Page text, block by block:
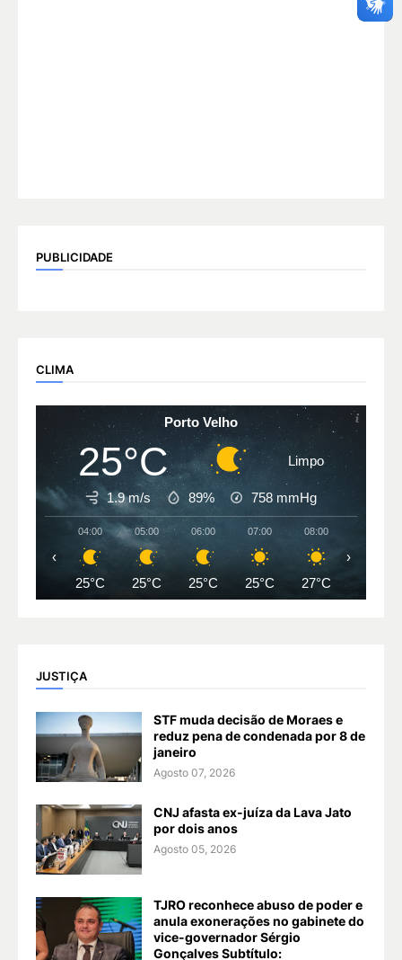
PUBLICIDADE
CLIMA
Porto Velho
25°C Limpo
1.9 m/s 89% 758 mmHg
04:00
25°C
05:00
25°C
06:00
25°C
07:00
25°C
08:00
27°C
‹ ›
JUSTIÇA
STF muda decisão de Moraes e
reduz pena de condenada por 8 de
janeiro
Agosto 07, 2026
CNJ afasta ex-juíza da Lava Jato
por dois anos
Agosto 05, 2026
TJRO reconhece abuso de poder e
anula exonerações no gabinete do
vice-governador Sérgio
Gonçalves Subtítulo: